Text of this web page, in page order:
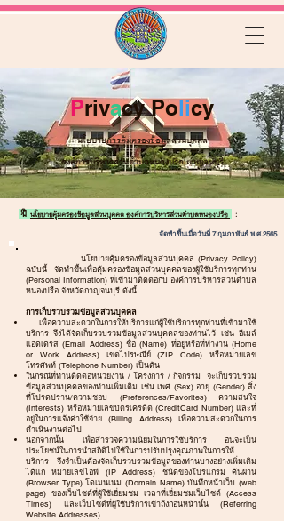
Privacy Policy
นโยบายการคุ้มครองข้อมูลส่วนบุคคล
องค์การบริหารส่วนตำบลหนองปรือ กาญจนบุรี
🔖 นโยบายคุ้มครองข้อมูลส่วนบุคคล องค์การบริหารส่วนตำบลหนองปรือ :
จัดทำขึ้นเมื่อวันที่ 7 กุมภาพันธ์ พ.ศ.2565
นโยบายคุ้มครองข้อมูลส่วนบุคคล (Privacy Policy)
ฉบับนี้ จัดทำขึ้นเพื่อคุ้มครองข้อมูลส่วนบุคคลของผู้ใช้บริการทุกท่าน
(Personal Information) ที่เข้ามาติดต่อกับ องค์การบริหารส่วนตำบล
หนองปรือ จังหวัดกาญจนบุรี ดังนี้
การเก็บรวบรวมข้อมูลส่วนบุคคล
เพื่อความสะดวกในการให้บริการแก่ผู้ใช้บริการทุกท่านที่เข้ามาใช้
บริการ จึงได้จัดเก็บรวบรวมข้อมูลส่วนบุคคลของท่านไว้ เช่น อีเมล์
แอดเดรส (Email Address) ชื่อ (Name) ที่อยู่หรือที่ทำงาน (Home
or Work Address) เขตไปรษณีย์ (ZIP Code) หรือหมายเลข
โทรศัพท์ (Telephone Number) เป็นต้น
ในกรณีที่ท่านติดต่อหน่วยงาน / โครงการ / กิจกรรม จะเก็บรวบรวม
ข้อมูลส่วนบุคคลของท่านเพิ่มเติม เช่น เพศ (Sex) อายุ (Gender) สิ่ง
ที่โปรดปราน/ความชอบ (Preferences/Favorites) ความสนใจ
(Interests) หรือหมายเลขบัตรเครดิต (CreditCard Number) และที่
อยู่ในการแจ้งค่าใช้จ่าย (Billing Address) เพือความสะดวกในการ
ดำเนินงานต่อไป
นอกจากนั้น เพื่อสำรวจความนิยมในการใช้บริการ อันจะเป็น
ประโยชน์ในการนำสถิติไปใช้ในการปรับปรุงคุณภาพในการให้
บริการ จึงจำเป็นต้องจัดเก็บรวบรวมข้อมูลของท่านบางอย่างเพิ่มเติม
ได้แก่ หมายเลขไอพี (IP Address) ชนิดของโปรแกรม ค้นผ่าน
(Browser Type) โดเมนเนม (Domain Name) บันทึกหน้าเว็บ (web
page) ของเว็บไซต์ที่ผู้ใช้เยี่ยมชม เวลาที่เยี่ยมชมเว็บไซต์ (Access
Times) และเว็บไซต์ที่ผู้ใช้บริการเข้าถึงก่อนหน้านั้น (Referring
Website Addresses)